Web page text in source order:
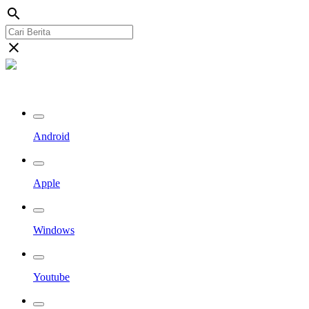
search
close
Android
Apple
Windows
Youtube